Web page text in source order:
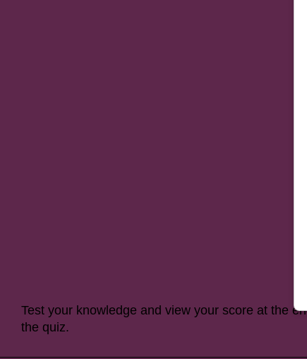
Test your knowledge and view your score at the
the quiz.